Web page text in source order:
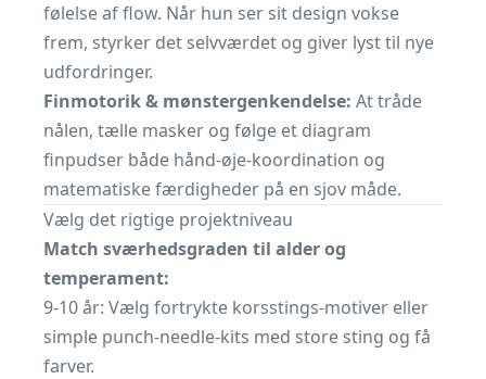
følelse af flow. Når hun ser sit design vokse
frem, styrker det selvværdet og giver lyst til nye
udfordringer.
Finmotorik & mønstergenkendelse: At tråde
nålen, tælle masker og følge et diagram
finpudser både hånd-øje-koordination og
matematiske færdigheder på en sjov måde.
Vælg det rigtige projektniveau
Match sværhedsgraden til alder og
temperament:
9-10 år: Vælg fortrykte korsstings-motiver eller
simple punch-needle-kits med store sting og få
farver.